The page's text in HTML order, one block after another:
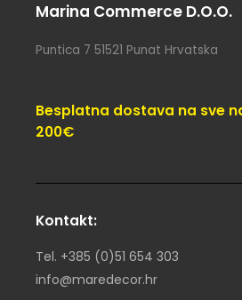
Marina Commerce D.o.o.
Puntica 7 51521 Punat Hrvatska
Besplatna dostava na sve
200€
Kontakt:
Tel. +385 (0)51 654 303
info@maredecor.hr